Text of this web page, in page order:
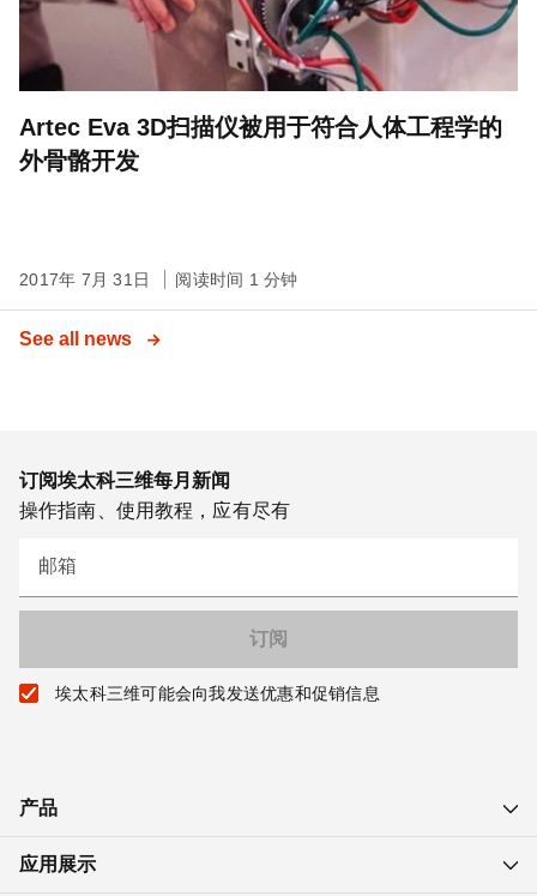
Artec Eva 3D扫描仪被用于符合人体工程学的
外骨骼开发
2017年 7月 31日 阅读时间 1 分钟
See all news
订阅埃太科三维每月新闻
操作指南、使用教程，应有尽有
邮箱
埃太科三维可能会向我发送优惠和促销信息
产品
应用展示